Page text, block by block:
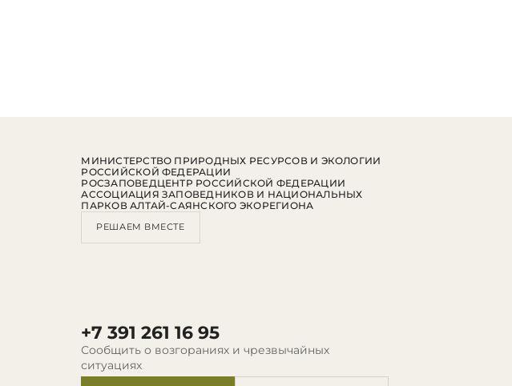
+7 391 261 16 95
Сообщить о возгораниях и чрезвычайных
ситуациях
МИНИСТЕРСТВО ПРИРОДНЫХ РЕСУРСОВ И ЭКОЛОГИИ
РОССИЙСКОЙ ФЕДЕРАЦИИ
РОСЗАПОВЕДЦЕНТР РОССИЙСКОЙ ФЕДЕРАЦИИ
АССОЦИАЦИЯ ЗАПОВЕДНИКОВ И НАЦИОНАЛЬНЫХ
ПАРКОВ АЛТАЙ-САЯНСКОГО ЭКОРЕГИОНА
РЕШАЕМ ВМЕСТЕ